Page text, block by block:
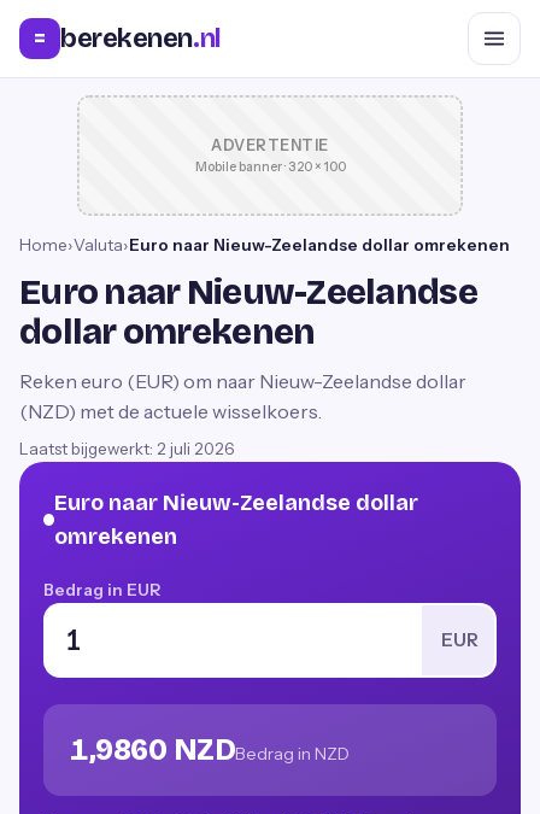
= berekenen.nl
ADVERTENTIE
Mobile banner · 320 × 100
Home›Valuta›Euro naar Nieuw-Zeelandse dollar omrekenen
Euro naar Nieuw-Zeelandse
dollar omrekenen
Reken euro (EUR) om naar Nieuw-Zeelandse dollar
(NZD) met de actuele wisselkoers.
Laatst bijgewerkt: 2 juli 2026
Euro naar Nieuw-Zeelandse dollar
omrekenen
Bedrag in EUR
EUR
1,9860 NZDBedrag in NZD